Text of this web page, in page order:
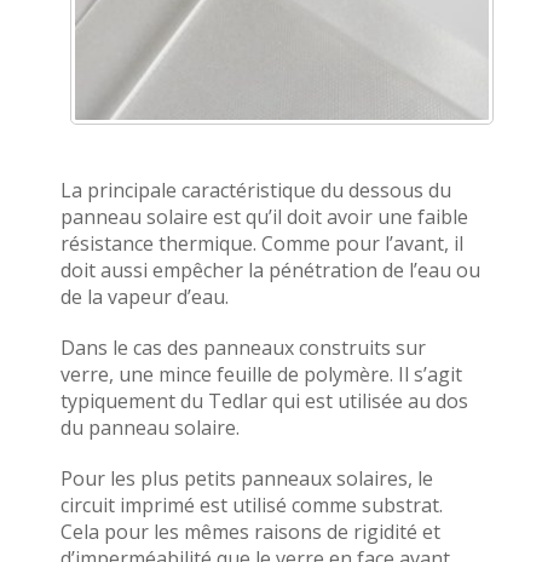
La principale caractéristique du dessous du
panneau solaire est qu’il doit avoir une faible
résistance thermique. Comme pour l’avant, il
doit aussi empêcher la pénétration de l’eau ou
de la vapeur d’eau.
Dans le cas des panneaux construits sur
verre, une mince feuille de polymère. Il s’agit
typiquement du Tedlar qui est utilisée au dos
du panneau solaire.
Pour les plus petits panneaux solaires, le
circuit imprimé est utilisé comme substrat.
Cela pour les mêmes raisons de rigidité et